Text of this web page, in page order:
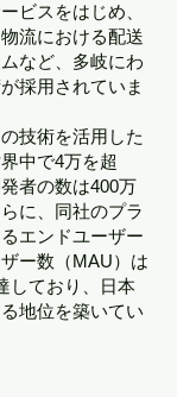
ビスをはじめ、
流における配送
など、多岐にわ
採用されていま
技術を活用した
中で4万を超
者の数は400万
に、同社のプラ
エンドユーザー
ー数（MAU）は
しており、日本
地位を築いてい